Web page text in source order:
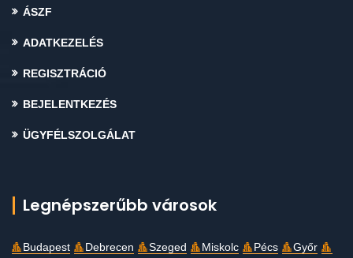
ÁSZF
ADATKEZELÉS
REGISZTRÁCIÓ
BEJELENTKEZÉS
ÜGYFÉLSZOLGÁLAT
Legnépszerűbb városok
Budapest Debrecen Szeged Miskolc Pécs
Győr